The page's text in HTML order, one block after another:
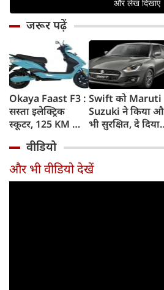
जरूर पढ़ें
Okaya Faast F3 :
सस्ता इलेक्ट्रिक
स्कूटर, 125 KM की
दूर करेगा खास फीचर
Swift को Maruti
Suzuki ने किया
भी सुरक्षित, दे दिया
standard
feature
वीडियो
और भी वीडियो देखें